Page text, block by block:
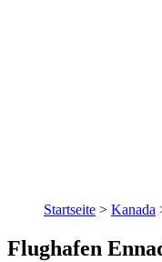
Startseite > Kanada
Flughafen